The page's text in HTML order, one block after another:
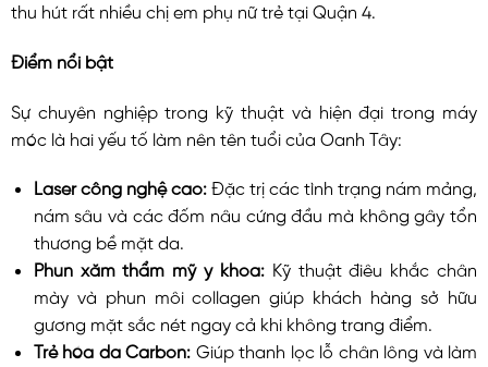
thu hút rất nhiều chị em phụ nữ trẻ tại Quận 4.
Điểm nổi bật
Sự chuyên nghiệp trong kỹ thuật và hiện đại trong máy
móc là hai yếu tố làm nên tên tuổi của Oanh Tây:
Laser công nghệ cao:Đặc trị các tình trạng nám mảng,
nám sâu và các đốm nâu cứng đầu mà không gây tổn
thương bề mặt da.
Phun xăm thẩm mỹ y khoa: Kỹ thuật điêu khắc chân
mày và phun môi collagen giúp khách hàng sở hữu
gương mặt sắc nét ngay cả khi không trang điểm.
Trẻ hóa da Carbon: Giúp thanh lọc lỗ chân lông và làm